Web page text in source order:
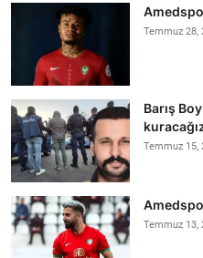
Temmuz 28,
Barış
Temmuz 15,
Temmuz 13,